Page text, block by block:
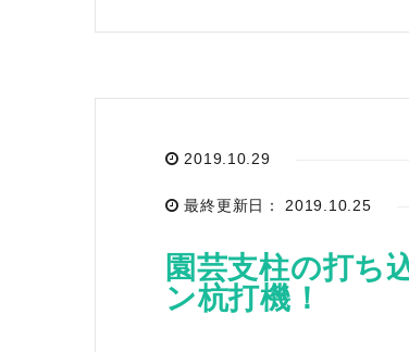
2019.10.29
最終更新日： 2019.10.25
園芸支柱の打ち
ン杭打機！